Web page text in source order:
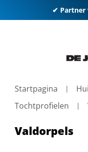
✔ Partner
Startpagina
Tochtprofielen
Valdorpels